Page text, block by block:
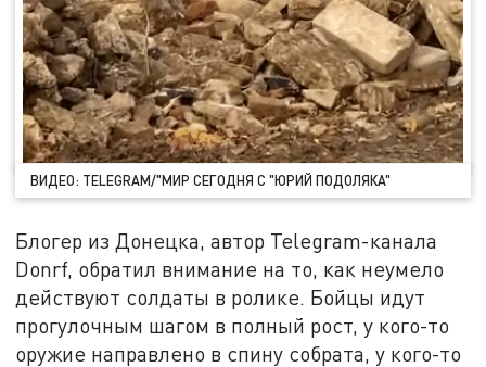
ВИДЕО: TELEGRAM/"МИР СЕГОДНЯ С "ЮРИЙ ПОДОЛЯКА"
Блогер из Донецка, автор Telegram-канала
Donrf, обратил внимание на то, как неумело
действуют солдаты в ролике. Бойцы идут
прогулочным шагом в полный рост, у кого-то
оружие направлено в спину собрата, у кого-то